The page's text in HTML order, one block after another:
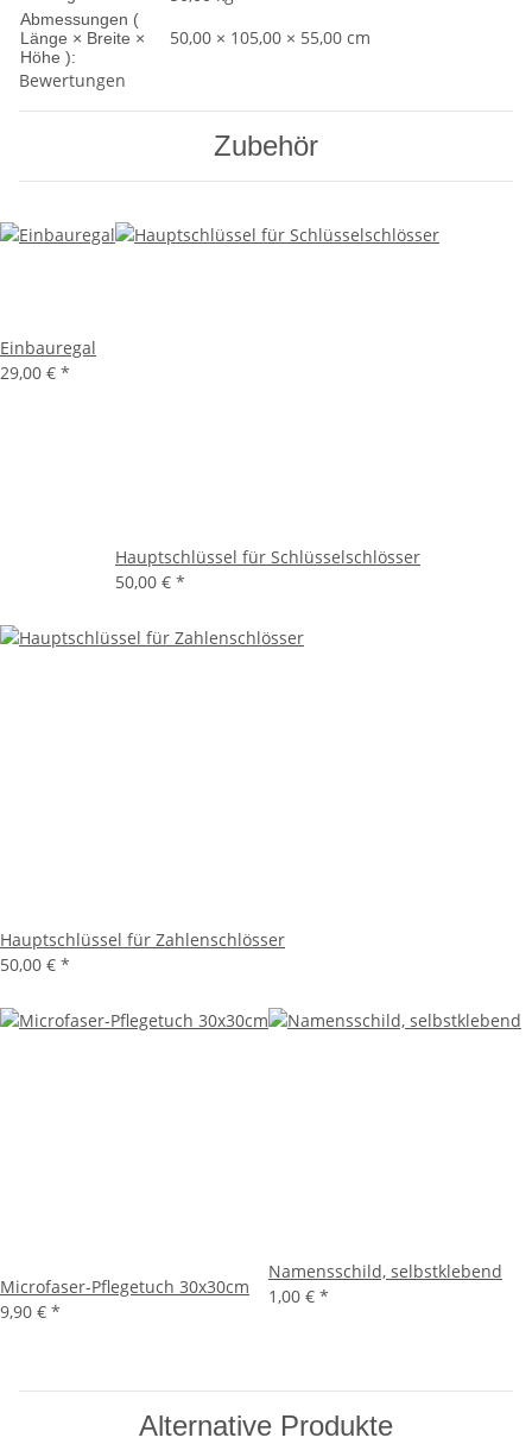
Abmessungen (
Länge × Breite ×
Höhe ):
50,00 × 105,00 × 55,00 cm
Bewertungen
Zubehör
Einbauregal
29,00 € *
Hauptschlüssel für Schlüsselschlösser
50,00 € *
Hauptschlüssel für Zahlenschlösser
50,00 € *
Microfaser-Pflegetuch 30x30cm
9,90 € *
Namensschild, selbstklebend
1,00 € *
Alternative Produkte